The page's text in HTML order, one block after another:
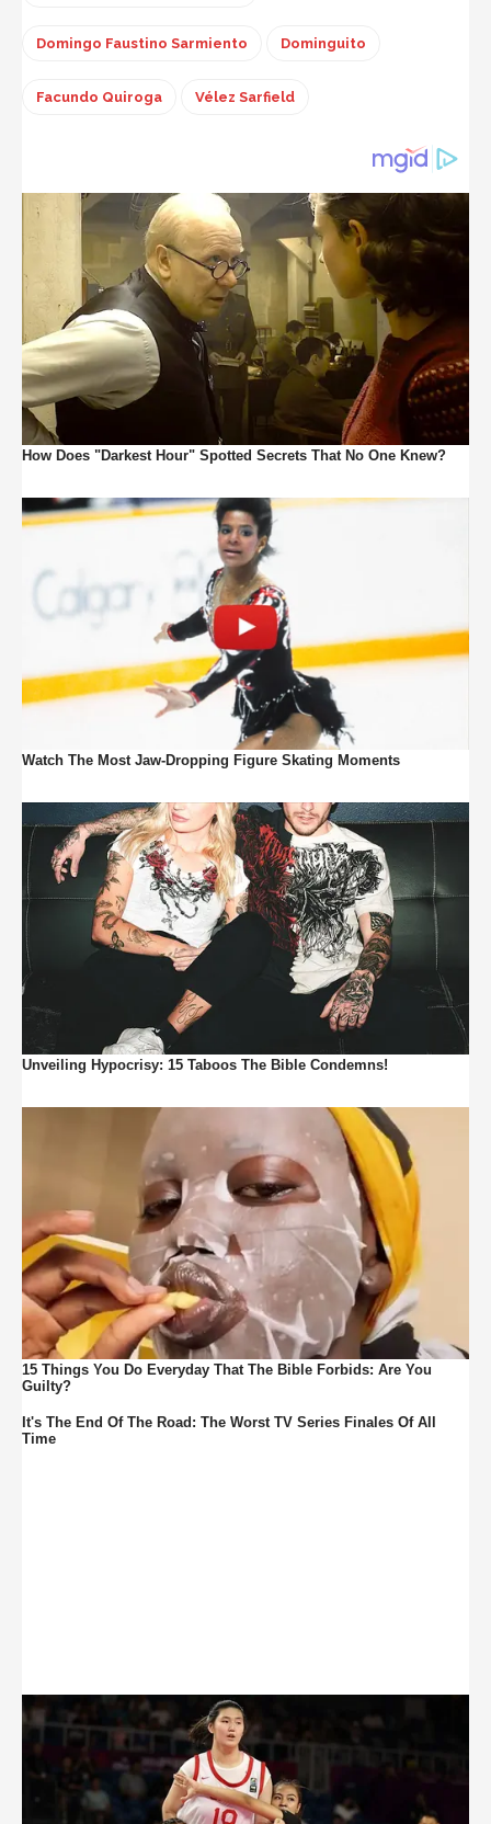
Domingo Faustino Sarmiento Dominguito
Facundo Quiroga Vélez Sarfield